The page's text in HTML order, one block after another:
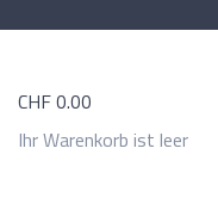
CHF0.00
Ihr Warenkorb ist leer